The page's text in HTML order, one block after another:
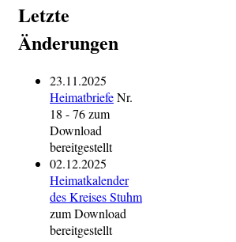
Letzte
Änderungen
23.11.2025
HeimatbriefeNr.
18 - 76 zum
Download
bereitgestellt
02.12.2025
Heimatkalender
des Kreises Stuhm
zum Download
bereitgestellt